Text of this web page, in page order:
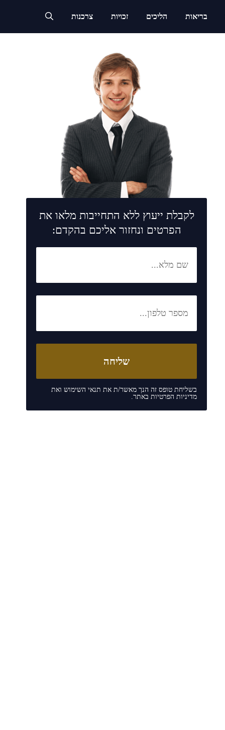
בריאות הליכים זכויות צרכנות
לקבלת ייעוץ ללא התחייבות מלאו את
הפרטים ונחזור אליכם בהקדם:
בשליחת טופס זה הנך מאשר/ת את תנאי השימושואת
מדיניות הפרטיותבאתר.